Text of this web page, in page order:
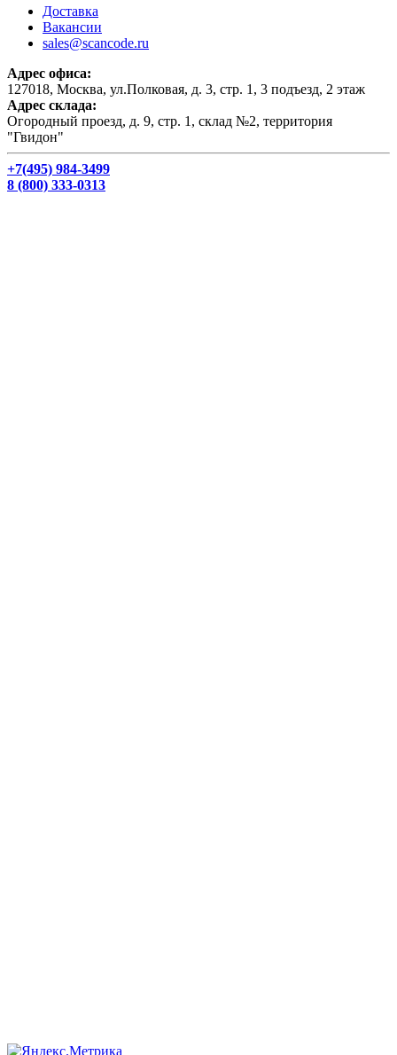
Доставка
Вакансии
sales@scancode.ru
Адрес офиса:
127018, Москва, ул.Полковая, д. 3, стр. 1, 3 подъезд, 2 этаж
Адрес склада:
Огородный проезд, д. 9, стр. 1, склад №2, территория
"Гвидон"
+7(495) 984-3499
8 (800) 333-0313